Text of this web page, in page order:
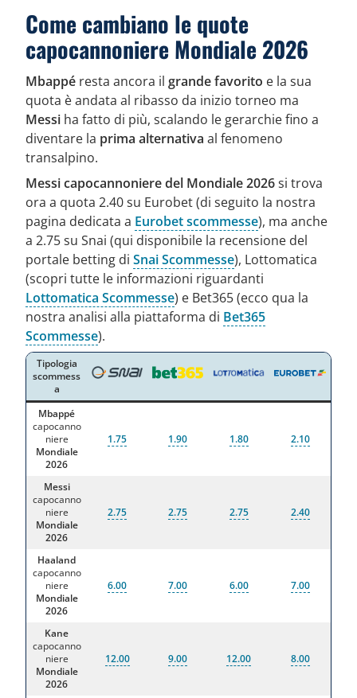
Come cambiano le quote
capocannoniere Mondiale 2026
Mbappé resta ancora il grande favorito e la sua
quota è andata al ribasso da inizio torneo ma
Messi ha fatto di più, scalando le gerarchie fino a
diventare la prima alternativa al fenomeno
transalpino.
Messi capocannoniere del Mondiale 2026si trova
ora a quota 2.40 su Eurobet (di seguito la nostra
pagina dedicata a Eurobet scommesse), ma anche
a 2.75 su Snai (qui disponibile la recensione del
portale betting di Snai Scommesse), Lottomatica
(scopri tutte le informazioni riguardanti
Lottomatica Scommesse) e Bet365 (ecco qua la
nostra analisi alla piattaforma di Bet365
Scommesse).
Tipologia
scommess
a
Mbappé
capocanno
niere
Mondiale
2026
1.75 1.90 1.80 2.10
Messi
capocanno
niere
Mondiale
2026
2.75 2.75 2.75 2.40
Haaland
capocanno
niere
Mondiale
2026
6.00 7.00 6.00 7.00
Kane
capocanno
niere
Mondiale
2026
12.00 9.00 12.00 8.00